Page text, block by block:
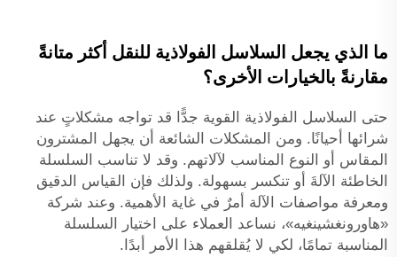
ما الذي يجعل السلاسل الفولاذية للنقل أكثر متانةً
مقارنةً بالخيارات الأخرى؟
حتى السلاسل الفولاذية القوية جدًّا قد تواجه مشكلاتٍ عند
شرائها أحيانًا. ومن المشكلات الشائعة أن يجهل المشترون
المقاس أو النوع المناسب لآلاتهم. وقد لا تناسب السلسلة
الخاطئة الآلةَ أو تنكسر بسهولة. ولذلك فإن القياس الدقيق
ومعرفة مواصفات الآلة أمرٌ في غاية الأهمية. وعند شركة
«هاورونغشينغيه»، نساعد العملاء على اختيار السلسلة
المناسبة تمامًا، لكي لا يُقلقهم هذا الأمر أبدًا.